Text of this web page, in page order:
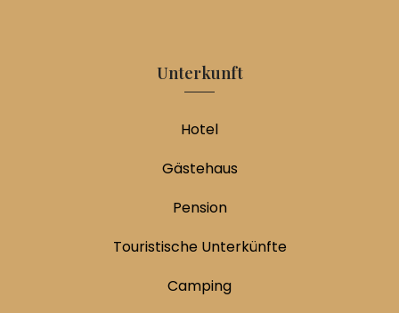
Unterkunft
Hotel
Gästehaus
Pension
Touristische Unterkünfte
Camping